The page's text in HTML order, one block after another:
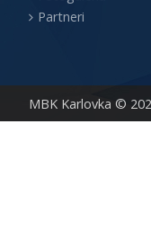
MBK Karlovka ©
Partneri